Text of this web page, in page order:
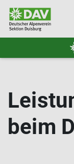
beim